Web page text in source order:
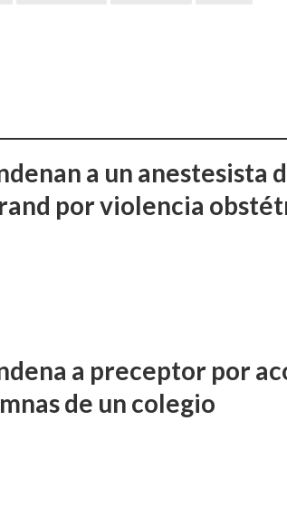
a un anestesista
por violencia
a preceptor por
de un colegio